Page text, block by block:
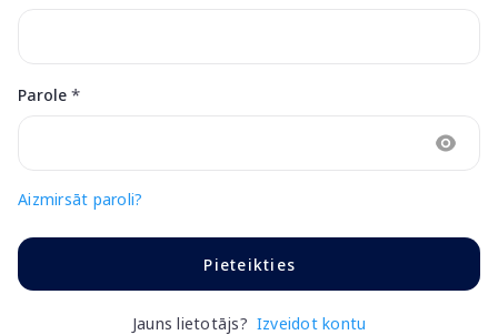
Parole *
Aizmirsāt paroli?
Pieteikties
Jauns lietotājs? Izveidot kontu